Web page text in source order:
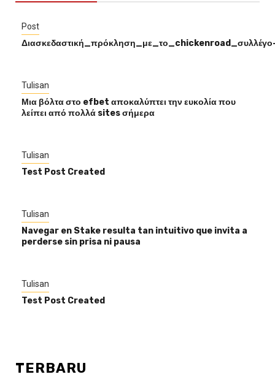
Post
Tulisan
Μια βόλτα στο efbet αποκαλύπτει την ευκολία που
λείπει από πολλά sites σήμερα
Tulisan
Test Post Created
Tulisan
Navegar en Stake resulta tan intuitivo que invita a
perderse sin prisa ni pausa
Tulisan
Test Post Created
TERBARU